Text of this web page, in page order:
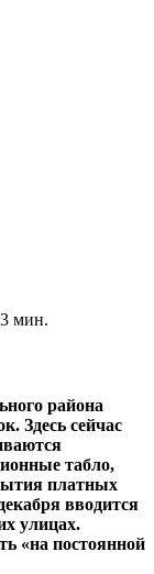
мин.
района
Здесь сейчас
табло,
платных
вводится
улицах.
«на постоянной